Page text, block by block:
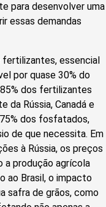
para desenvolver uma
essas demandas
essencial
por quase 30% do
dos fertilizantes
da Rússia, Canadá e
dos fosfatados,
de que necessita. Em
à Rússia, os preços
a produção agrícola
ao Brasil, o impacto
safra de grãos, como